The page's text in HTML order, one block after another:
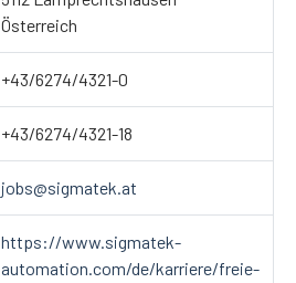
Österreich
+43/6274/4321-0
+43/6274/4321-18
jobs@sigmatek.at
https://www.sigmatek-
automation.com/de/karriere/freie-